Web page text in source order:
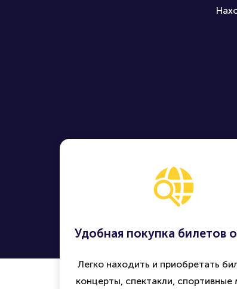
Удобная покупка билетов
Легко находить и приобретать
концерты, спектакли, спортивные